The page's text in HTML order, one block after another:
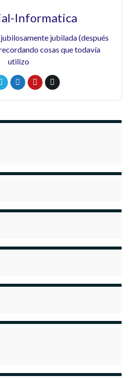
Informatica
jubilada (después
cosas que todavía
utilizo